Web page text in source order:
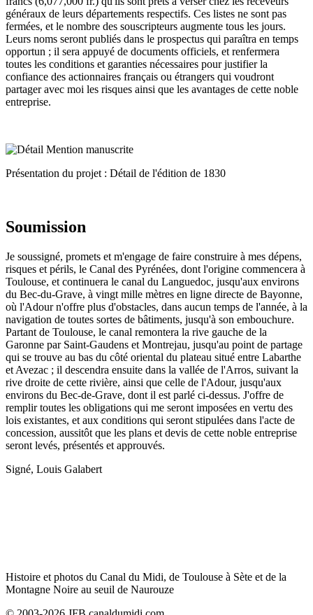
généraux de leurs départements respectifs. Ces listes ne sont pas
fermées, et le nombre des souscripteurs augmente tous les jours.
Leurs noms seront publiés dans le prospectus qui paraîtra en temps
opportun ; il sera appuyé de documents officiels, et renfermera
toutes les conditions et garanties nécessaires pour justifier la
confiance des actionnaires français ou étrangers qui voudront
partager avec moi les risques ainsi que les avantages de cette noble
entreprise.
Présentation du projet : Détail de l'édition de 1830
Soumission
Je soussigné, promets et m'engage de faire construire à mes dépens,
risques et périls, le Canal des Pyrénées, dont l'origine commencera à
Toulouse, et continuera le canal du Languedoc, jusqu'aux environs
du Bec-du-Grave, à vingt mille mètres en ligne directe de Bayonne,
où l'Adour n'offre plus d'obstacles, dans aucun temps de l'année, à la
navigation de toutes sortes de bâtiments, jusqu'à son embouchure.
Partant de Toulouse, le canal remontera la rive gauche de la
Garonne par Saint-Gaudens et Montrejau, jusqu'au point de partage
qui se trouve au bas du côté oriental du plateau situé entre Labarthe
et Avezac ; il descendra ensuite dans la vallée de l'Arros, suivant la
rive droite de cette rivière, ainsi que celle de l'Adour, jusqu'aux
environs du Bec-de-Grave, dont il est parlé ci-dessus. J'offre de
remplir toutes les obligations qui me seront imposées en vertu des
lois existantes, et aux conditions qui seront stipulées dans l'acte de
concession, aussitôt que les plans et devis de cette noble entreprise
seront levés, présentés et approuvés.
Signé, Louis Galabert
Histoire et photos du Canal du Midi, de Toulouse à Sète et de la
Montagne Noire au seuil de Naurouze